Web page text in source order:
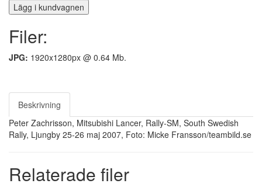
Filer:
JPG: 1920x1280px @ 0.64 Mb.
Beskrivning
Peter Zachrisson, Mitsubishi Lancer, Rally-SM, South Swedish
Rally, Ljungby 25-26 maj 2007, Foto: Micke Fransson/teambild.se
Relaterade filer